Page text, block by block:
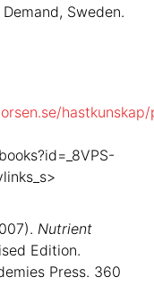
Demand, Sweden.
Nutrient
Edition.
Press. 360